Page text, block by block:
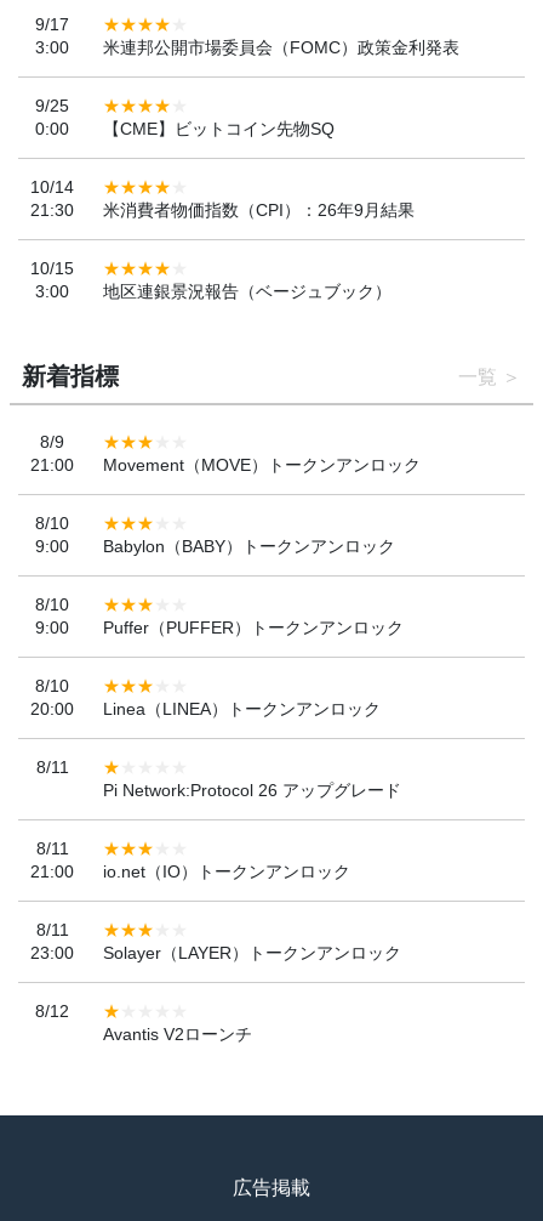
9/17
3:00
米連邦公開市場委員会（FOMC）政策金利発表
9/25
0:00
【CME】ビットコイン先物SQ
10/14
21:30
米消費者物価指数（CPI）：26年9月結果
10/15
3:00
地区連銀景況報告（ベージュブック）
新着指標 一覧
8/9
21:00
Movement（MOVE）トークンアンロック
8/10
9:00
Babylon（BABY）トークンアンロック
8/10
9:00
Puffer（PUFFER）トークンアンロック
8/10
20:00
Linea（LINEA）トークンアンロック
8/11
Pi Network:Protocol 26 アップグレード
8/11
21:00
io.net（IO）トークンアンロック
8/11
23:00
Solayer（LAYER）トークンアンロック
8/12
Avantis V2ローンチ
広告掲載